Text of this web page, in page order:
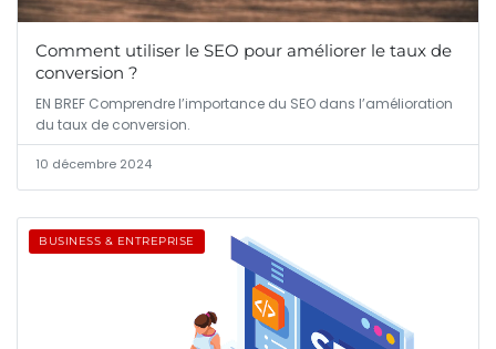
Comment utiliser le SEO pour améliorer le taux de
conversion ?
EN BREF Comprendre l’importance du SEO dans l’amélioration
du taux de conversion.
10 décembre 2024
BUSINESS & ENTREPRISE